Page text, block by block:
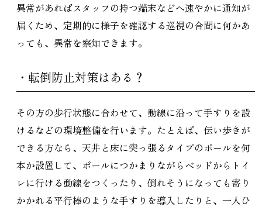
異常があればスタッフの持つ端末などへ速やかに通知が
届くため、定期的に様子を確認する巡視の合間に何かあ
っても、異常を察知できます。
・転倒防止対策はある？
その方の歩行状態に合わせて、動線に沿って手すりを設
けるなどの環境整備を行います。たとえば、伝い歩きが
できる方なら、天井と床に突っ張るタイプのポールを何
本か設置して、ポールにつかまりながらベッドからトイ
レに行ける動線をつくったり、倒れそうになっても寄り
かかれる平行棒のような手すりを導入したりと、一人ひ